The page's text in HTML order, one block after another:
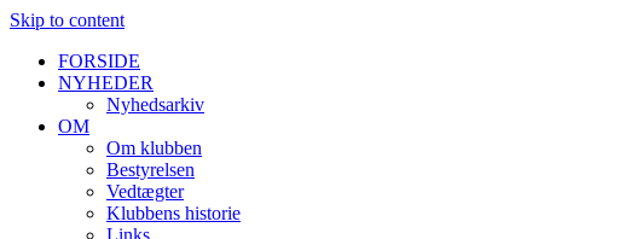
Skip to content
FORSIDE
NYHEDER
Nyhedsarkiv
OM
Om klubben
Bestyrelsen
Vedtægter
Klubbens historie
Links